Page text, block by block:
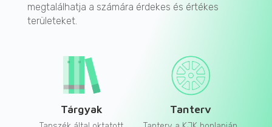
megtalálhatja a számára érdekes és értékes
területeket.
Tárgyak Tanterv